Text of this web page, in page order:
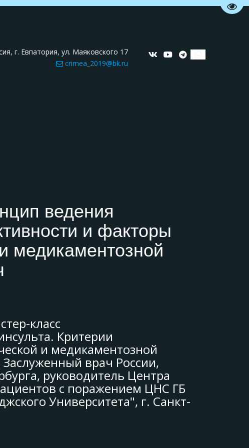
, г. Евпатория, ул. Маяковского 17
crimea_2019@bk.ru
ведения
и факторы
медикаментозной
класс
Критерии
и медикаментозной
врач России,
руководитель Центра
с поражением ЦНС ГБ
Университета", г. Санкт-